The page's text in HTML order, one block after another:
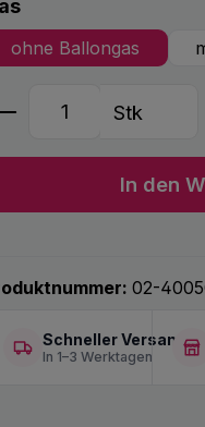
auswählen
ohne Ballongas
Anzahl:
Stk
In den
02-
Schneller Versand
In 1–3 Werktagen